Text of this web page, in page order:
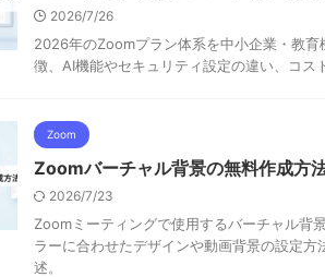
2026/7/26
2026年のZoomプラン体系を中小企業・教
徴、AI機能やセキュリティ設定の違い、コス
Zoom
Zoomバーチャル背景の無料作成方
2026/7/23
Zoomミーティングで使用するバーチャル背
ラーに合わせたデザインや動画背景の設定
述。